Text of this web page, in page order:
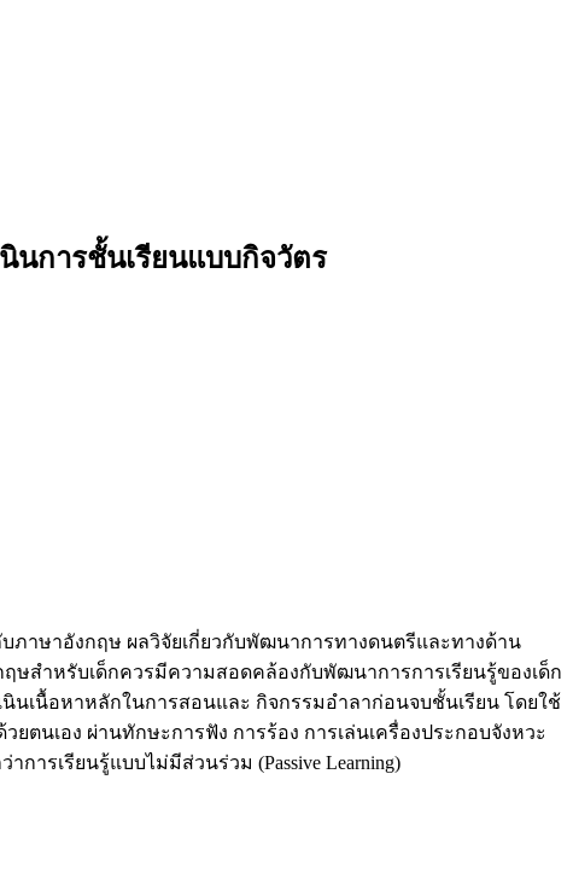
นการชั้นเรียนแบบกิจวัตร
ภาษาอังกฤษ ผลวิจัยเกี่ยวกับพัฒนาการทางดนตรีและทางด้าน
สำหรับเด็กควรมีความสอดคล้องกับพัฒนาการการเรียนรู้ของเด็ก
นเนื้อหาหลักในการสอนและ กิจกรรมอำลาก่อนจบชั้นเรียน โดยใช้
นเอง ผ่านทักษะการฟัง การร้อง การเล่นเครื่องประกอบจังหวะ
ารเรียนรู้แบบไม่มีส่วนร่วม (Passive Learning)